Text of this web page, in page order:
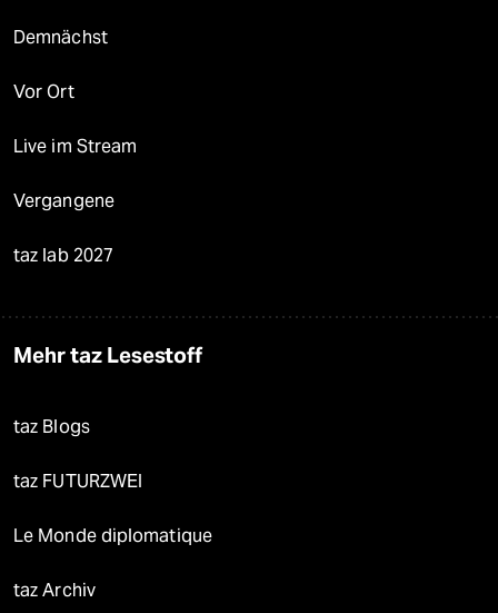
Demnächst
Vor Ort
Live im Stream
Vergangene
taz lab 2027
Mehr taz Lesestoff
taz Blogs
taz FUTURZWEI
Le Monde diplomatique
taz Archiv